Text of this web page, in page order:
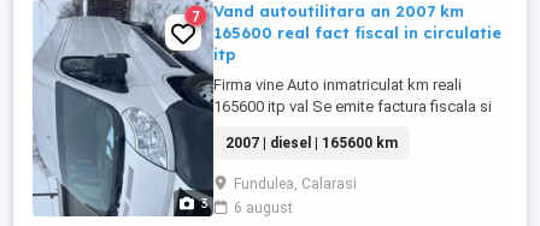
3
7
Vand autoutilitara an 2007 km
165600 real fact fiscal in circulatie
itp
Firma vine Auto inmatriculat km reali
165600 itp val Se emite factura fiscala si
2007 | diesel | 165600 km
Fundulea, Calarasi
6 august